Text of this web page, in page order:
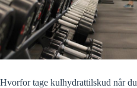
Hvorfor tage kulhydrattilskud når du